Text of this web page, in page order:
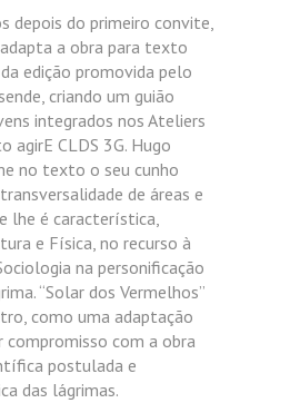
depois do primeiro convite,
a obra para texto
edição promovida pelo
criando um guião
integrados nos Ateliers
agirE CLDS 3G. Hugo
no texto o seu cunho
de áreas e
lhe é característica,
e Física, no recurso à
na personificação
“Solar dos Vermelhos”
como uma adaptação
compromisso com a obra
postulada e
das lágrimas.